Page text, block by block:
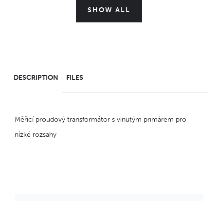
SHOW ALL
DESCRIPTION FILES
Měřící proudový transformátor s vinutým primárem pro
nízké rozsahy